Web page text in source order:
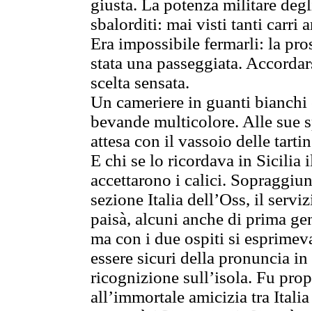
giusta. La potenza militare
sbalorditi: mai visti tanti carri
Era impossibile fermarli: la
stata una passeggiata.
scelta sensata.
Un cameriere in guanti
bevande multicolore. Alle sue
attesa con il vassoio delle
E chi se lo ricordava in Sicilia
accettarono i calici.
sezione Italia dell’Oss, il
paisà, alcuni anche di prima
ma con i due ospiti si
essere sicuri della pronuncia
ricognizione sull’isola. Fu
all’immortale amicizia tra